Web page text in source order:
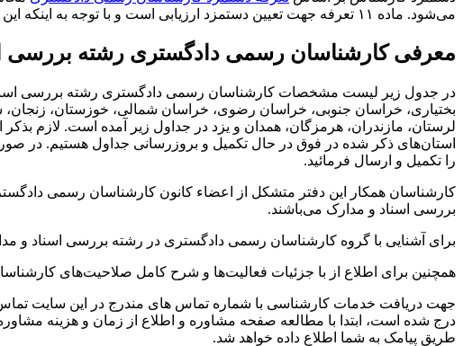
می‌شود. ماده ۱۱ تعرفه جهت تعیین دستمزد ارزیابی است و با توجه به اینکه این بخش بندهای متعددی دارد، می‌توانید با استفاده از
معرفی کارشناسان رسمی دادگستری رشته بررسی
در جدول زیر لیست مشخصات کارشناسان رسمی دادگستری رشته بررسی اسناد و
بختیاری، خراسان جنوبی، خراسان رضوی، خراسان شمالی، خوزستان، زنجان،
لرستان، مازندران، هرمزگان، همدان و یزد در جداول زیر آمده است.
استان‌های ذکر شده در فوق در حال تکمیل و بروزرسانی جداول هستیم. در
را تکمیل و ارسال فرمائید.
بررسی اسناد و مدارک می‌باشند.
برای آشنایی با گروه کارشناسان رسمی دادگستری در رشته بررسی اسناد و
همچنین برای اطلاع از با جزئیات فعالیت‌‌ها و شرح کامل صلاحیت‌های
جهت دریافت خدمات کارشناسی با شماره تماس های مندرج در این سایت
درج شده است، ابتدا با مطالعه صفحه مشاوره و اطلاع از زمان و هزینه
طریق پیامک به شما اطلاع داده خواهد شد.